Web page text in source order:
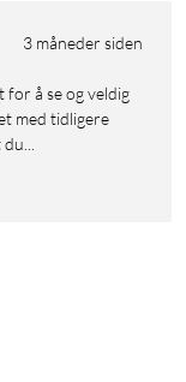
3 måneder siden
med tidligere